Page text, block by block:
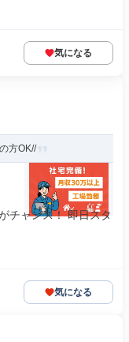
気になる
方OK//
チャンス！ 即日スタ
気になる